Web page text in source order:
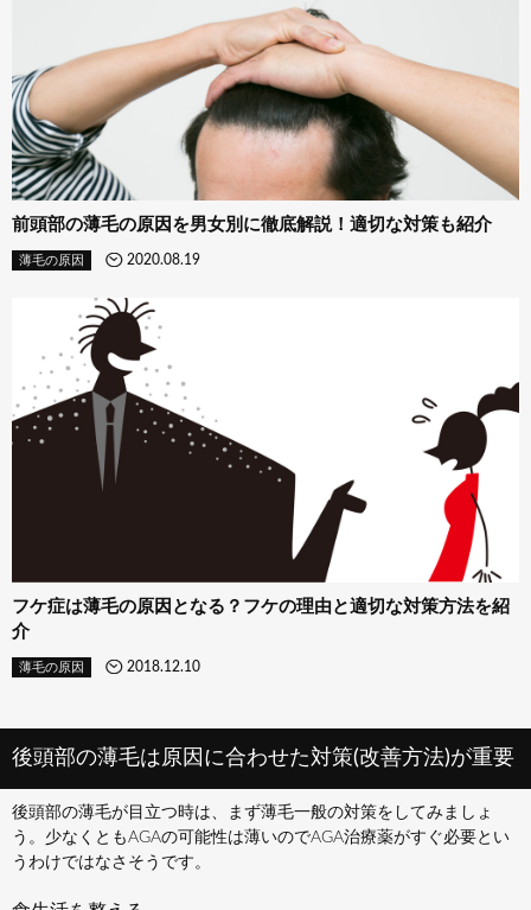
前頭部の薄毛の原因を男女別に徹底解説！適切な対策も紹介
薄毛の原因 2020.08.19
フケ症は薄毛の原因となる？フケの理由と適切な対策方法を紹
介
薄毛の原因 2018.12.10
後頭部の薄毛は原因に合わせた対策(改善方法)が重要
後頭部の薄毛が目立つ時は、まず薄毛一般の対策をしてみましょ
う。少なくともAGAの可能性は薄いのでAGA治療薬がすぐ必要とい
うわけではなさそうです。